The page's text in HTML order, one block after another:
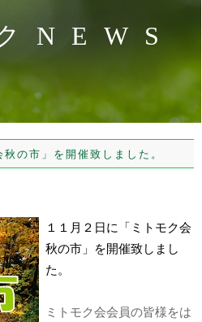
NEWS
市」を開催致しました。
１１月２日に「ミトモク会
秋の市」を開催致しまし
た。
ミトモク会会員の皆様をは